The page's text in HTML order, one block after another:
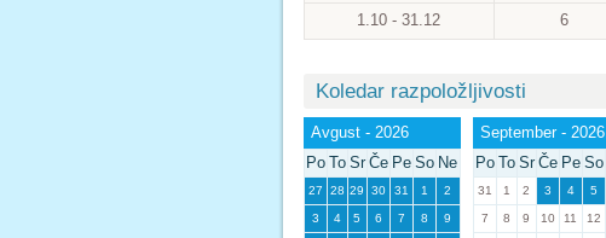
1.10 - 31.12
6
Koledar razpoložljivosti
Avgust - 2026
Po To Sr Če Pe So Ne
27 28 29 30 31 1 2
3 4 5 6 7 8 9
September - 2026
Po To Sr Če Pe So
31 1 2 3 4 5
7 8 9 10 11 12